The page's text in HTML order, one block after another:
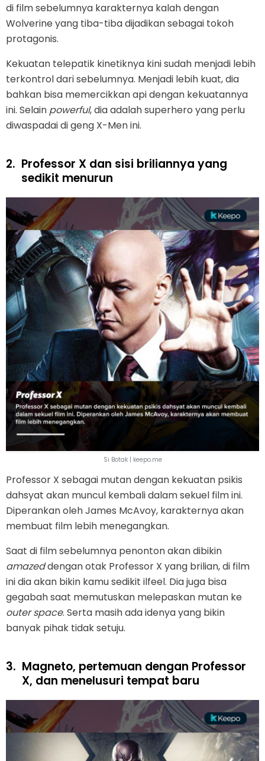
di film sebelumnya karakternya kalah dengan
Wolverine yang tiba-tiba dijadikan sebagai tokoh
protagonis.
Kekuatan telepatik kinetiknya kini sudah menjadi lebih
terkontrol dari sebelumnya. Menjadi lebih kuat, dia
bahkan bisa memercikkan api dengan kekuatannya
ini. Selain powerful, dia adalah superhero yang perlu
diwaspadai di geng X-Men ini.
2. Professor X dan sisi briliannya yang
sedikit menurun
Si Botak | keepo.me
Professor X sebagai mutan dengan kekuatan psikis
dahsyat akan muncul kembali dalam sekuel film ini.
Diperankan oleh James McAvoy, karakternya akan
membuat film lebih menegangkan.
Saat di film sebelumnya penonton akan dibikin
amazeddengan otak Professor X yang brilian, di film
ini dia akan bikin kamu sedikit ilfeel. Dia juga bisa
gegabah saat memutuskan melepaskan mutan ke
outer space. Serta masih ada idenya yang bikin
banyak pihak tidak setuju.
3. Magneto, pertemuan dengan Professor
X, dan menelusuri tempat baru